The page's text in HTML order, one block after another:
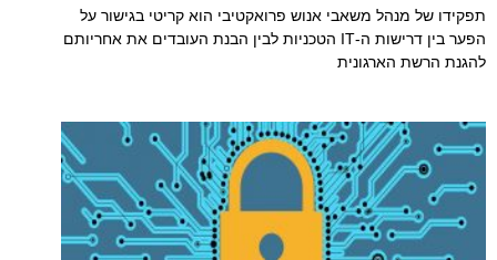
תפקידו של מנהל משאבי אנוש פרואקטיבי הוא קריטי בגישור על
הפער בין דרישות ה-IT הטכניות לבין הבנת העובדים את אחריותם
להגנת הרשת הארגונית